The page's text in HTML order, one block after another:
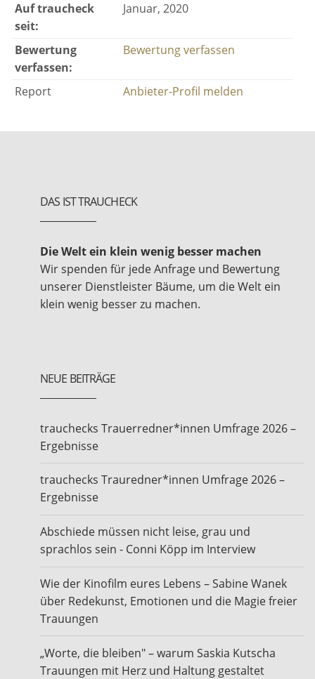
Auf traucheck
seit:
Januar, 2020
Bewertung
verfassen:
Bewertung verfassen
Report Anbieter-Profil melden
DAS IST TRAUCHECK
Die Welt ein klein wenig besser machen
Wir spenden für jede Anfrage und Bewertung
unserer Dienstleister Bäume, um die Welt ein
klein wenig besser zu machen.
NEUE BEITRÄGE
trauchecks Trauerredner*innen Umfrage 2026 –
Ergebnisse
trauchecks Trauredner*innen Umfrage 2026 –
Ergebnisse
Abschiede müssen nicht leise, grau und
sprachlos sein - Conni Köpp im Interview
Wie der Kinofilm eures Lebens – Sabine Wanek
über Redekunst, Emotionen und die Magie freier
Trauungen
„Worte, die bleiben" – warum Saskia Kutscha
Trauungen mit Herz und Haltung gestaltet